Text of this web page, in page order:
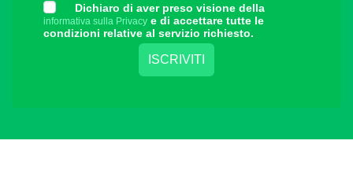
Dichiaro di aver preso visione della
informativa sulla Privacy e di accettare tutte le
condizioni relative al servizio richiesto.